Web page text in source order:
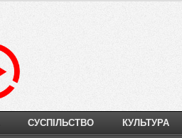
СУСПІЛЬСТВО КУЛЬТУРА